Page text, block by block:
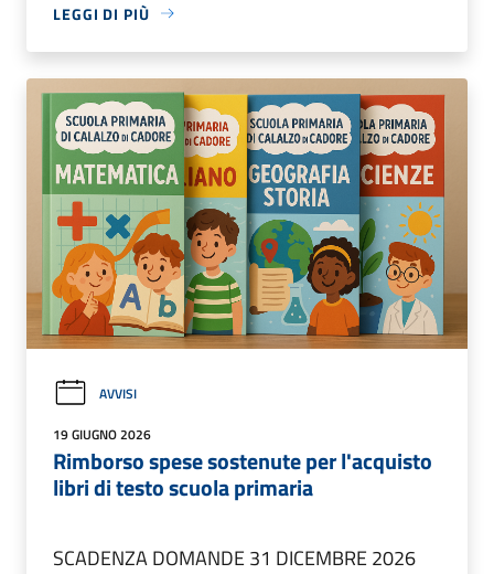
LEGGI DI PIÙ
AVVISI
19 GIUGNO 2026
Rimborso spese sostenute per l'acquisto
libri di testo scuola primaria
SCADENZA DOMANDE 31 DICEMBRE 2026